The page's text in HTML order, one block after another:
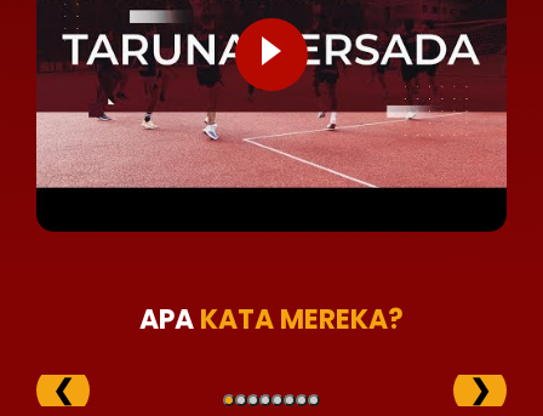
APAKATA MEREKA?
❮ ❯